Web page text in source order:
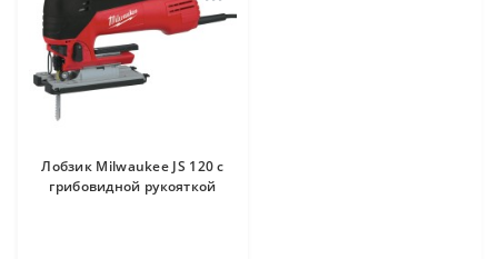
Лобзик Milwaukee JS 120 с
грибовидной рукояткой